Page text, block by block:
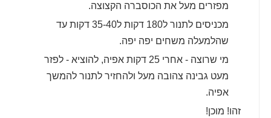
מפזרים מעל את הכוסברה הקצוצה.
מכניסים לתנור ל180 דקות ל35-40 דקות עד
שהלמעלה משחים יפה יפה.
מי שרוצה - אחרי 25 דקות אפיה, להוציא - לפזר
מעט גבינה צהובה מעל ולהחזיר לתנור להמשך
אפיה.
זהו! מוכן!